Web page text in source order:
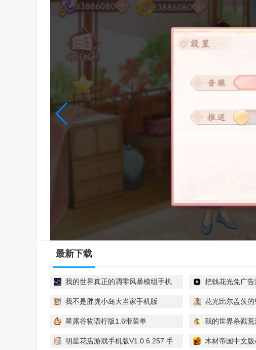
最新下载
我的世界真正的凋零风暴模组手机
把钱花光免广
我不是胖虎小岛大当家手机版
花光比尔盖茨
星露谷物语柠版1.6带菜单
我的世界杀戮
明星花店游戏手机版V1.0.6.257 手 木材帝国中文